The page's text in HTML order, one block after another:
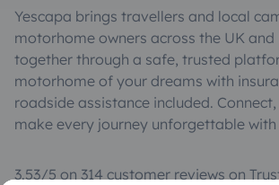
Yescapa brings travellers and local
motorhome owners across the UK and
together through a safe, trusted
motorhome of your dreams with
roadside assistance included.
make every journey unforgettable with
3.53/5 on 314 customer reviews on